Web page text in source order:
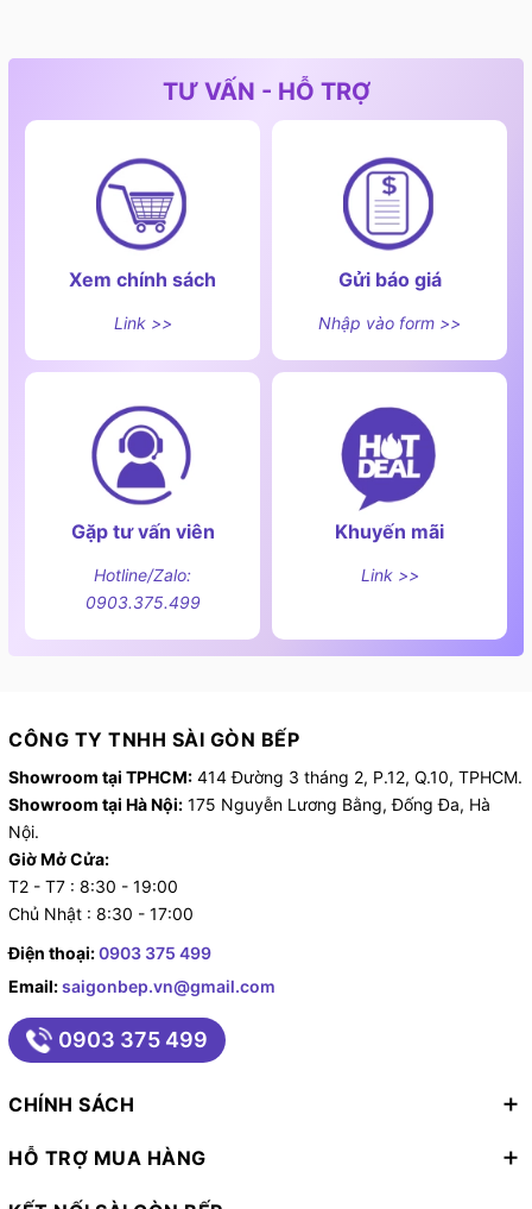
TƯ VẤN - HỖ TRỢ
Xem chính sách
Link >>
Gửi báo giá
Nhập vào form >>
Gặp tư vấn viên
Hotline/Zalo:
0903.375.499
Khuyến mãi
Link >>
CÔNG TY TNHH SÀI GÒN BẾP
Showroom tại TPHCM: 414 Đường 3 tháng 2, P.12, Q.10, TPHCM.
Showroom tại Hà Nội: 175 Nguyễn Lương Bằng, Đống Đa, Hà
Nội.
Giờ Mở Cửa:
T2 - T7 : 8:30 - 19:00
Chủ Nhật : 8:30 - 17:00
Điện thoại:0903 375 499
Email:saigonbep.vn@gmail.com
0903 375 499
CHÍNH SÁCH
HỖ TRỢ MUA HÀNG